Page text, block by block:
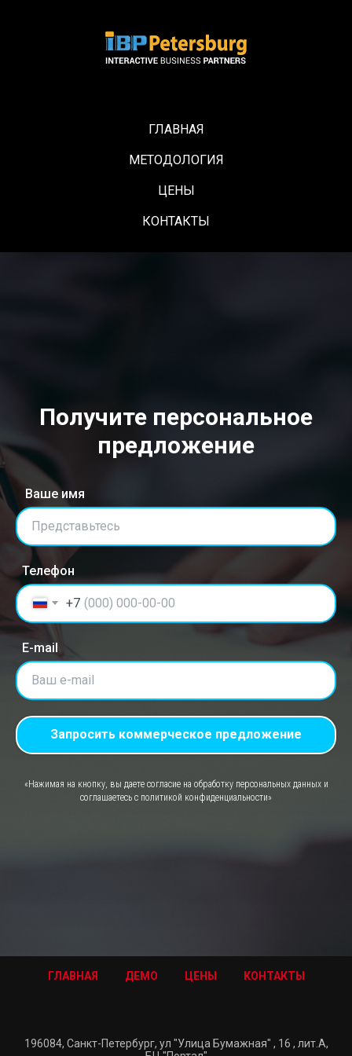
ГЛАВНАЯ
МЕТОДОЛОГИЯ
ЦЕНЫ
КОНТАКТЫ
Получите персональное
предложение
Ваше имя
Представьтесь
Телефон
+7
E-mail
Ваш e-mail
Запросить коммерческое предложение
«Нажимая на кнопку, вы даете согласие на обработку персональных данных и
соглашаетесь c политикой конфиденциальности»
ГЛАВНАЯ ДЕМО ЦЕНЫ КОНТАКТЫ
196084, Санкт-Петербург, ул "Улица Бумажная" , 16 , лит.А,